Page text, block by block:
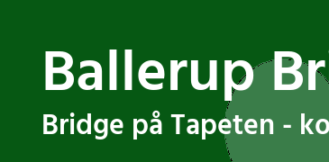
Ballerup
Bridge på Tapeten -